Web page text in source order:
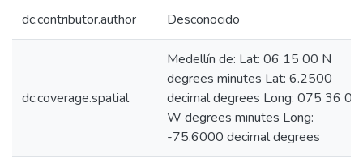
dc.contributor.author Desconocido
dc.coverage.spatial
Medellín de: Lat: 06 15 00 N
degrees minutes Lat: 6.2500
decimal degrees Long: 075 36 00
W degrees minutes Long:
-75.6000 decimal degrees